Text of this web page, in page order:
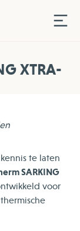
XTRA-
te laten
SARKING
voor